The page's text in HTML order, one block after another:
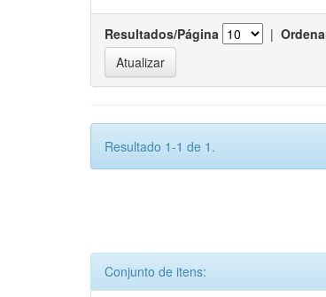
Resultados/Página |
Resultado 1-1 de 1.
Conjunto de itens: